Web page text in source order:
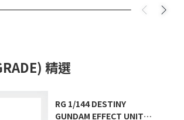
精選
RG 1/144 DESTINY
GUNDAM EFFECT UNIT